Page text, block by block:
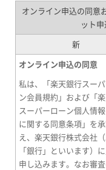
オンライン申込の同意
ット
新
オンライン申込の同意
私は、「楽天銀行スー
ン会員規約」および「
スーパーローン個人情
に関する同意条項」を
え、楽天銀行株式会社
「銀行」といいます）
申し込みます。なお審